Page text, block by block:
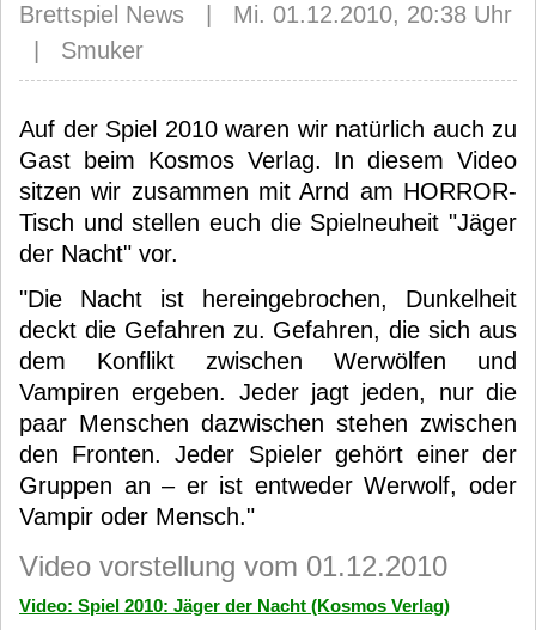
Brettspiel News | Mi. 01.12.2010, 20:38 Uhr
| Smuker
Auf der Spiel 2010 waren wir natürlich auch zu
Gast beim Kosmos Verlag. In diesem Video
sitzen wir zusammen mit Arnd am HORROR-
Tisch und stellen euch die Spielneuheit "Jäger
der Nacht" vor.
"Die Nacht ist hereingebrochen, Dunkelheit
deckt die Gefahren zu. Gefahren, die sich aus
dem Konflikt zwischen Werwölfen und
Vampiren ergeben. Jeder jagt jeden, nur die
paar Menschen dazwischen stehen zwischen
den Fronten. Jeder Spieler gehört einer der
Gruppen an – er ist entweder Werwolf, oder
Vampir oder Mensch."
Video vorstellung vom 01.12.2010
Video: Spiel 2010: Jäger der Nacht (Kosmos Verlag)